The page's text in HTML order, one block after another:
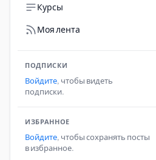
Курсы
Моя лента
ПОДПИСКИ
Войдите, чтобы видеть
подписки.
ИЗБРАННОЕ
Войдите, чтобы сохранять посты
в избранное.